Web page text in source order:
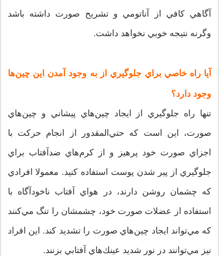
آگاهي كافي از آناتومي و تشريح صورت داشته باشد
وگرنه نتيجه خوبي نخواهد داشت.
آيا راه خاصي براي جلوگيري از به وجود آمدن اين چين‌ها
وجود دارد؟
تنها راه جلوگيري از ايجاد چين‌هاي پيشاني و چين‌هاي
صورت، اين است كه حتي‌المقدور از انجام حركت با
اجزاي صورت خود پرهيز و از كرم‌هاي ضدآفتاب براي
جلوگيري از پير شدن پوست استفاده كنيد. معمولا افرادي
كه چشمان روشن دارند، در هواي آفتاب ناخودآگاه با
استفاده از عضلات صورت خود، چشمشان را تنگ مي‌كنند
كه مي‌تواند ايجاد چين‌هاي صورت را تشديد كند. اين افراد
نيز مي‌توانند در نور شديد عينك‌هاي آفتابي بزنند.